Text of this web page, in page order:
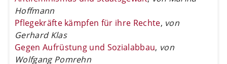
Hoffmann
Pflegekräfte kämpfen für ihre Rechte, von
Gerhard Klas
Gegen Aufrüstung und Sozialabbau, von
Wolfgang Pomrehn